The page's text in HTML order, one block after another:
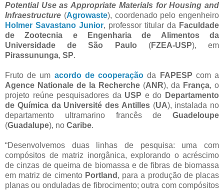
Potential Use as Appropriate Materials for Housing and
Infraestructure (Agrowaste), coordenado pelo engenheiro
Holmer Savastano Junior, professor titular da Faculdade
de Zootecnia e Engenharia de Alimentos da
Universidade de São Paulo (FZEA-USP), em
Pirassununga, SP.
Fruto de um acordo de cooperação da FAPESP com a
Agence Nationale de la Recherche (ANR), da França, o
projeto reúne pesquisadores da USP e do Departamento
de Química da Université des Antilles(UA), instalada no
departamento ultramarino francês de Guadeloupe
(Guadalupe), no Caribe.
“Desenvolvemos duas linhas de pesquisa: uma com
compósitos de matriz inorgânica, explorando o acréscimo
de cinzas de queima de biomassa e de fibras de biomassa
em matriz de cimento Portland , para a produção de placas
planas ou onduladas de fibrocimento; outra com compósitos